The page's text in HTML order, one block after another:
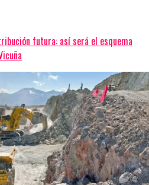
futura: así será el esquema